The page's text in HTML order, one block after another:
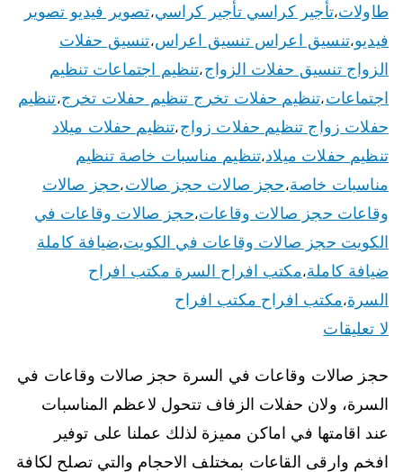
طاولات،تأجير كراسي تأجير كراسي،تصوير فيديو تصوير
فيديو،تنسيق اعراس تنسيق اعراس،تنسيق حفلات
الزواج تنسيق حفلات الزواج،تنظيم اجتماعات تنظيم
اجتماعات،تنظيم حفلات تخرج تنظيم حفلات تخرج،تنظيم
حفلات زواج تنظيم حفلات زواج،تنظيم حفلات ميلاد
تنظيم حفلات ميلاد،تنظيم مناسبات خاصة تنظيم
مناسبات خاصة،حجز صالات حجز صالات،حجز صالات
وقاعات حجز صالات وقاعات،حجز صالات وقاعات في
الكويت حجز صالات وقاعات في الكويت،ضيافة كاملة
ضيافة كاملة،مكتب افراح السرة مكتب افراح
السرة،مكتب افراح مكتب افراح
لا تعليقات
حجز صالات وقاعات في السرة حجز صالات وقاعات في
السرة، ولان حفلات الزفاف تتحول لاعظم المناسبات
عند اقامتها في اماكن مميزة لذلك عملنا على توفير
افخم وارقى القاعات بمختلف الاحجام والتي تصلح لكافة